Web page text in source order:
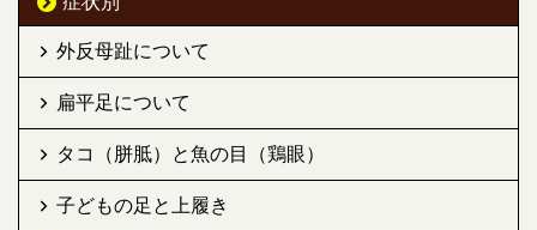
外反母趾について
扁平足について
タコ（胼胝）と魚の目（鶏眼）
子どもの足と上履き